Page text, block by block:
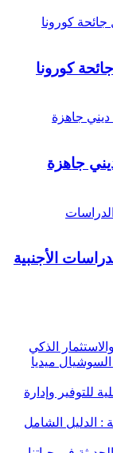
كورونا
جاهزة
الأجنبية
2025 : كيف تؤثر السوشيال ميديا
2025 : طرق عملية للتوفير وإدارة
اليومية : الدليل الشامل